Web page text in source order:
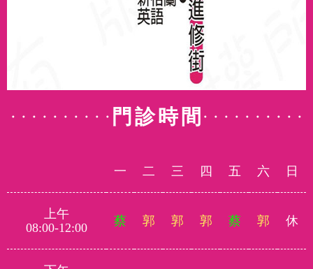
門診時間
一 二 三 四 五 六 日
上午
08:00-12:00
蔡 郭 郭 郭 蔡 郭 休